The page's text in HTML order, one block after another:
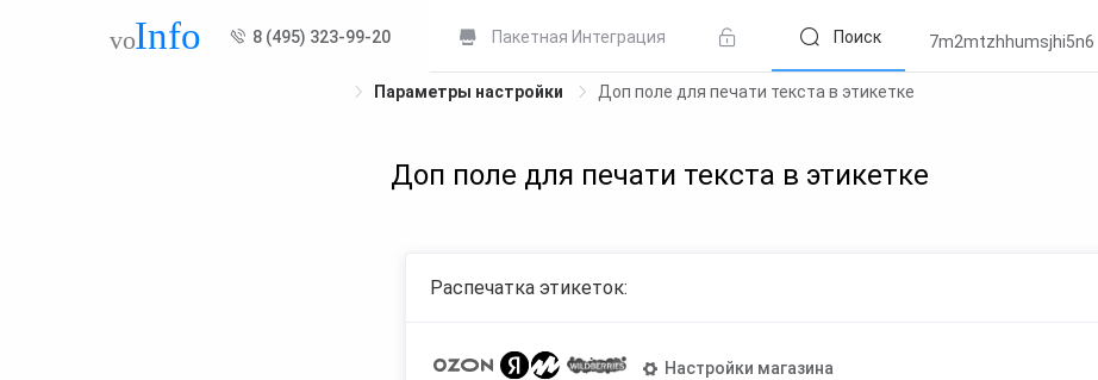
8 (495) 323-99-20 Пакетная Интеграция Поиск 7m2mtzhhumsjhi5n6
Параметры настройки Доп поле для печати текста в этикетке
Доп поле для печати текста в этикетке
Распечатка этикеток:
Настройки магазина